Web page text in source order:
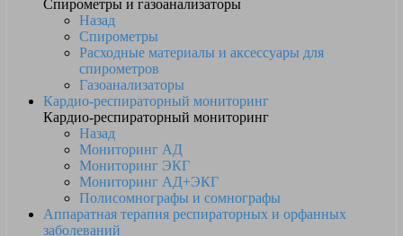
Спирометры и газоанализаторы
Назад
Спирометры
Расходные материалы и аксессуары для
спирометров
Газоанализаторы
Кардио-респираторный мониторинг
Кардио-респираторный мониторинг
Назад
Мониторинг АД
Мониторинг ЭКГ
Мониторинг АД+ЭКГ
Полисомнографы и сомнографы
Аппаратная терапия респираторных и орфанных
заболеваний